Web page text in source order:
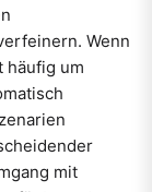
Wenn
häufig um
mit